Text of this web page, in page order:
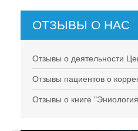
ОТЗЫВЫ О НАС
Отзывы о деятельности
Отзывы пациентов о
Отзывы о книге